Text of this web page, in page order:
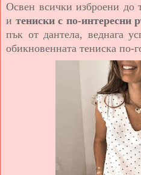
Освен всички изброени до
и тениски с по-интересни
пък от дантела, веднага
обикновенната тениска по-